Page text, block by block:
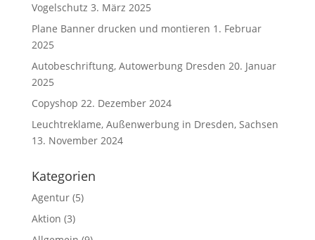
Vogelschutz 3. März 2025
Plane Banner drucken und montieren 1. Februar
2025
Autobeschriftung, Autowerbung Dresden 20. Januar
2025
Copyshop 22. Dezember 2024
Leuchtreklame, Außenwerbung in Dresden, Sachsen
13. November 2024
Kategorien
Agentur(5)
Aktion (3)